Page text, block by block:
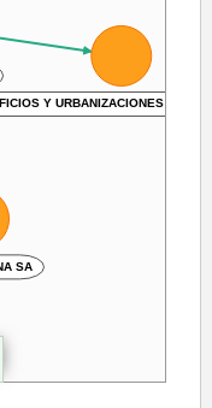
SA
Y URBANIZACIONES